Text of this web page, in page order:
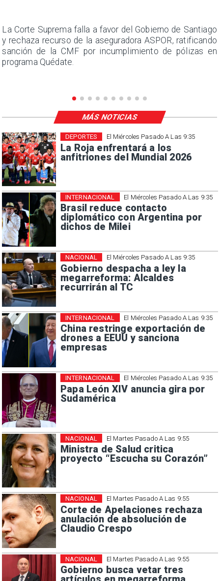
La Corte Suprema falla a favor del Gobierno de Santiago
y rechaza recurso de la aseguradora ASPOR, ratificando
sanción de la CMF por incumplimiento de pólizas en
programa Quédate.
El Miércoles Pasado A Las 9:35
La Roja enfrentará a los
anfitriones del Mundial 2026
DEPORTES
El Miércoles Pasado A Las 9:35
Brasil reduce contacto
diplomático con Argentina por
dichos de Milei
INTERNACIONAL
El Miércoles Pasado A Las 9:35
Gobierno despacha a ley la
megarreforma: Alcaldes
recurrirán al TC
NACIONAL
El Miércoles Pasado A Las 9:35
China restringe exportación de
drones a EEUU y sanciona
empresas
INTERNACIONAL
El Miércoles Pasado A Las 9:35
Papa León XIV anuncia gira por
Sudamérica
INTERNACIONAL
El Martes Pasado A Las 9:55
Ministra de Salud critica
proyecto “Escucha su Corazón”
NACIONAL
El Martes Pasado A Las 9:55
Corte de Apelaciones rechaza
anulación de absolución de
Claudio Crespo
NACIONAL
El Martes Pasado A Las 9:55
Gobierno busca vetar tres
NACIONAL
MÁS NOTICIAS